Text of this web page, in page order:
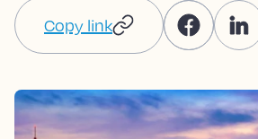
Copy link